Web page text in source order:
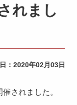
れまし
： 2020年02月03日
されました。